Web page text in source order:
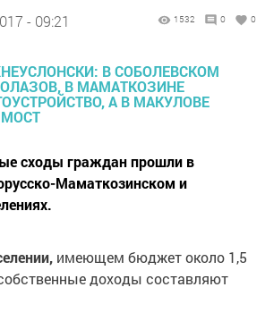
- 09:21 1532 0 0
сходы граждан прошли в
Маматкозинском и
имеющем бюджет около 1,5
доходы составляют